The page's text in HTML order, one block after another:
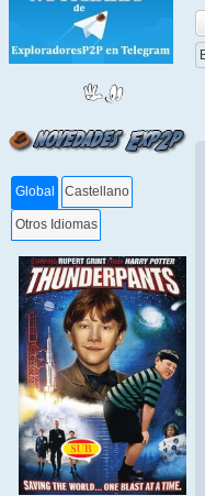
Global Castellano
Otros Idiomas